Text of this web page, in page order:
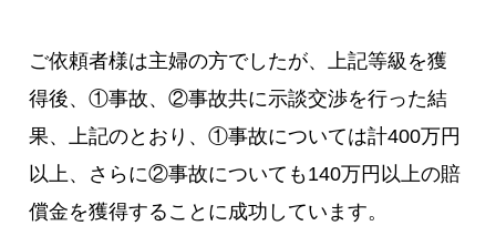
ご依頼者様は主婦の方でしたが、上記等級を獲
得後、①事故、②事故共に示談交渉を行った結
果、上記のとおり、①事故については計400万円
以上、さらに②事故についても140万円以上の賠
償金を獲得することに成功しています。